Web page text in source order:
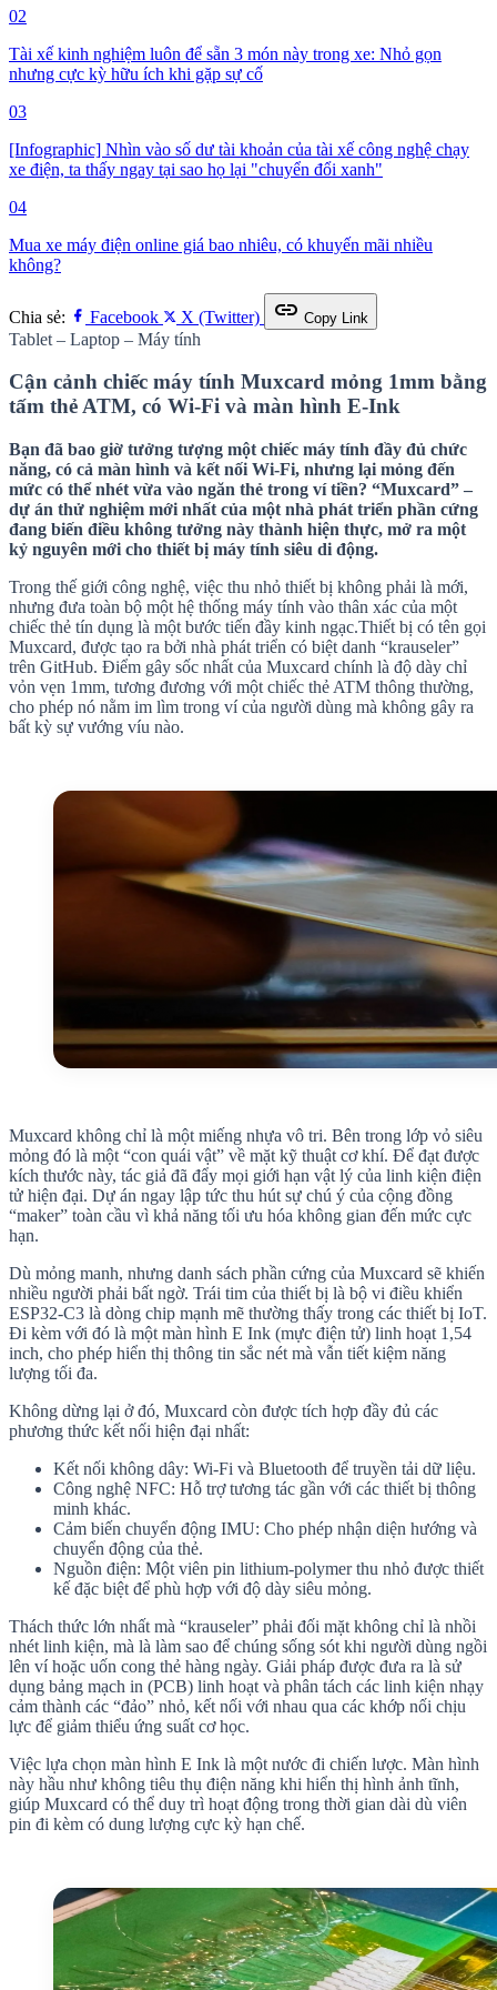
02
Tài xế kinh nghiệm luôn để sẵn 3 món này trong xe: Nhỏ gọn
nhưng cực kỳ hữu ích khi gặp sự cố
03
[Infographic] Nhìn vào số dư tài khoản của tài xế công nghệ chạy
xe điện, ta thấy ngay tại sao họ lại "chuyển đổi xanh"
04
Mua xe máy điện online giá bao nhiêu, có khuyến mãi nhiều
không?
Chia sẻ: Facebook X (Twitter) link Copy Link
Tablet – Laptop – Máy tính
Cận cảnh chiếc máy tính Muxcard mỏng 1mm bằng
tấm thẻ ATM, có Wi-Fi và màn hình E-Ink
Bạn đã bao giờ tưởng tượng một chiếc máy tính đầy đủ chức
năng, có cả màn hình và kết nối Wi-Fi, nhưng lại mỏng đến
mức có thể nhét vừa vào ngăn thẻ trong ví tiền? “Muxcard” –
dự án thử nghiệm mới nhất của một nhà phát triển phần cứng
đang biến điều không tưởng này thành hiện thực, mở ra một
kỷ nguyên mới cho thiết bị máy tính siêu di động.
Trong thế giới công nghệ, việc thu nhỏ thiết bị không phải là mới,
nhưng đưa toàn bộ một hệ thống máy tính vào thân xác của một
chiếc thẻ tín dụng là một bước tiến đầy kinh ngạc.Thiết bị có tên gọi
Muxcard, được tạo ra bởi nhà phát triển có biệt danh “krauseler”
trên GitHub. Điểm gây sốc nhất của Muxcard chính là độ dày chỉ
vỏn vẹn 1mm, tương đương với một chiếc thẻ ATM thông thường,
cho phép nó nằm im lìm trong ví của người dùng mà không gây ra
bất kỳ sự vướng víu nào.
Muxcard không chỉ là một miếng nhựa vô tri. Bên trong lớp vỏ siêu
mỏng đó là một “con quái vật” về mặt kỹ thuật cơ khí. Để đạt được
kích thước này, tác giả đã đẩy mọi giới hạn vật lý của linh kiện điện
tử hiện đại. Dự án ngay lập tức thu hút sự chú ý của cộng đồng
“maker” toàn cầu vì khả năng tối ưu hóa không gian đến mức cực
hạn.
Dù mỏng manh, nhưng danh sách phần cứng của Muxcard sẽ khiến
nhiều người phải bất ngờ. Trái tim của thiết bị là bộ vi điều khiển
ESP32-C3 là dòng chip mạnh mẽ thường thấy trong các thiết bị IoT.
Đi kèm với đó là một màn hình E Ink (mực điện tử) linh hoạt 1,54
inch, cho phép hiển thị thông tin sắc nét mà vẫn tiết kiệm năng
lượng tối đa.
Không dừng lại ở đó, Muxcard còn được tích hợp đầy đủ các
phương thức kết nối hiện đại nhất:
Kết nối không dây: Wi-Fi và Bluetooth để truyền tải dữ liệu.
Công nghệ NFC: Hỗ trợ tương tác gần với các thiết bị thông
minh khác.
Cảm biến chuyển động IMU: Cho phép nhận diện hướng và
chuyển động của thẻ.
Nguồn điện: Một viên pin lithium-polymer thu nhỏ được thiết
kế đặc biệt để phù hợp với độ dày siêu mỏng.
Thách thức lớn nhất mà “krauseler” phải đối mặt không chỉ là nhồi
nhét linh kiện, mà là làm sao để chúng sống sót khi người dùng ngồi
lên ví hoặc uốn cong thẻ hàng ngày. Giải pháp được đưa ra là sử
dụng bảng mạch in (PCB) linh hoạt và phân tách các linh kiện nhạy
cảm thành các “đảo” nhỏ, kết nối với nhau qua các khớp nối chịu
lực để giảm thiểu ứng suất cơ học.
Việc lựa chọn màn hình E Ink là một nước đi chiến lược. Màn hình
này hầu như không tiêu thụ điện năng khi hiển thị hình ảnh tĩnh,
giúp Muxcard có thể duy trì hoạt động trong thời gian dài dù viên
pin đi kèm có dung lượng cực kỳ hạn chế.